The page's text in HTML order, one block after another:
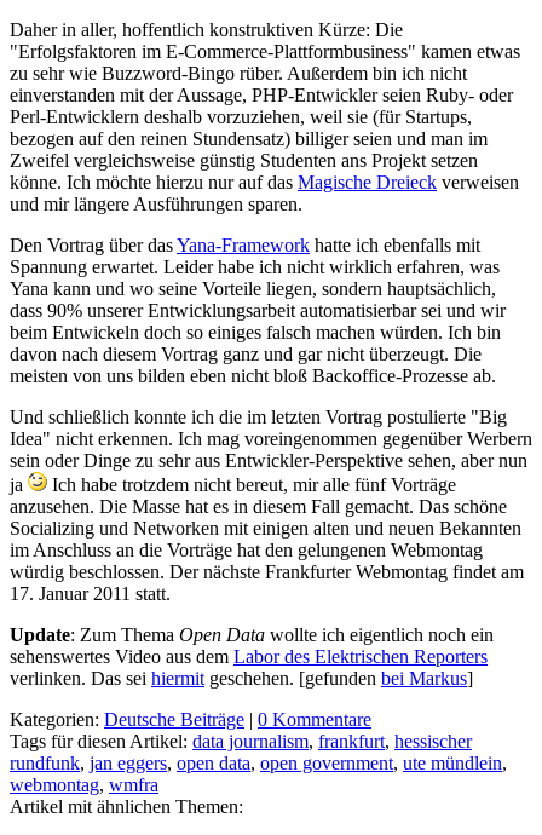
Daher in aller, hoffentlich konstruktiven Kürze: Die
"Erfolgsfaktoren im E-Commerce-Plattformbusiness" kamen etwas
zu sehr wie Buzzword-Bingo rüber. Außerdem bin ich nicht
einverstanden mit der Aussage, PHP-Entwickler seien Ruby- oder
Perl-Entwicklern deshalb vorzuziehen, weil sie (für Startups,
bezogen auf den reinen Stundensatz) billiger seien und man im
Zweifel vergleichsweise günstig Studenten ans Projekt setzen
könne. Ich möchte hierzu nur auf das Magische Dreieck verweisen
und mir längere Ausführungen sparen.
Den Vortrag über dasYana-Framework hatte ich ebenfalls mit
Spannung erwartet. Leider habe ich nicht wirklich erfahren, was
Yana kann und wo seine Vorteile liegen, sondern hauptsächlich,
dass 90% unserer Entwicklungsarbeit automatisierbar sei und wir
beim Entwickeln doch so einiges falsch machen würden. Ich bin
davon nach diesem Vortrag ganz und gar nicht überzeugt. Die
meisten von uns bilden eben nicht bloß Backoffice-Prozesse ab.
Und schließlich konnte ich die im letzten Vortrag postulierte "Big
Idea" nicht erkennen. Ich mag voreingenommen gegenüber Werbern
sein oder Dinge zu sehr aus Entwickler-Perspektive sehen, aber nun
ja
Ich habe trotzdem nicht bereut, mir alle fünf Vorträge
anzusehen. Die Masse hat es in diesem Fall gemacht. Das schöne
Socializing und Networken mit einigen alten und neuen Bekannten
im Anschluss an die Vorträge hat den gelungenen Webmontag
würdig beschlossen. Der nächste Frankfurter Webmontag findet am
17. Januar 2011 statt.
Update: Zum Thema Open Data wollte ich eigentlich noch ein
sehenswertes Video aus dem Labor des Elektrischen Reporters
verlinken. Das sei hiermit geschehen. [gefunden bei Markus]
Kategorien: Deutsche Beiträge | 0 Kommentare
Tags für diesen Artikel: data journalism, frankfurt, hessischer
rundfunk, jan eggers, open data, open government, ute mündlein,
webmontag, wmfra
Artikel mit ähnlichen Themen: